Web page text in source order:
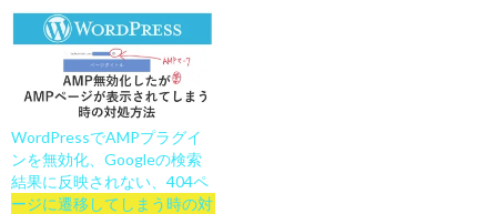
WordPressでAMPプラグイ
ンを無効化、Googleの検索
結果に反映されない、404ペ
ージに遷移してしまう時の対